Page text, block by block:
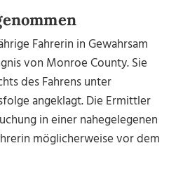
Fahrerin in Gewahrsam
von Monroe County. Sie
des Fahrens unter
angeklagt. Die Ermittler
in einer nahegelegenen
möglicherweise vor dem